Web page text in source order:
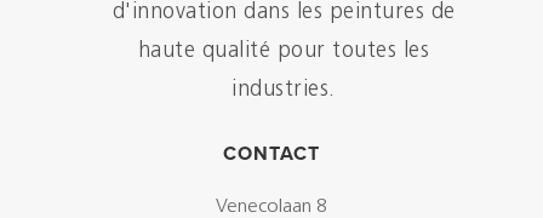
d'innovation dans les peintures de
haute qualité pour toutes les
industries.
CONTACT
Venecolaan 8